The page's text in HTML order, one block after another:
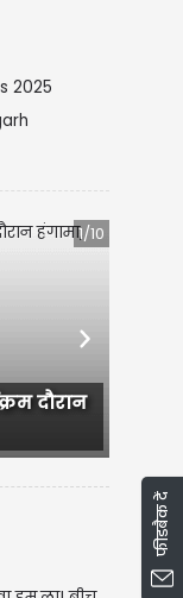
2025
1/10
Ludhiana में आज
Next
फीडबैक दें